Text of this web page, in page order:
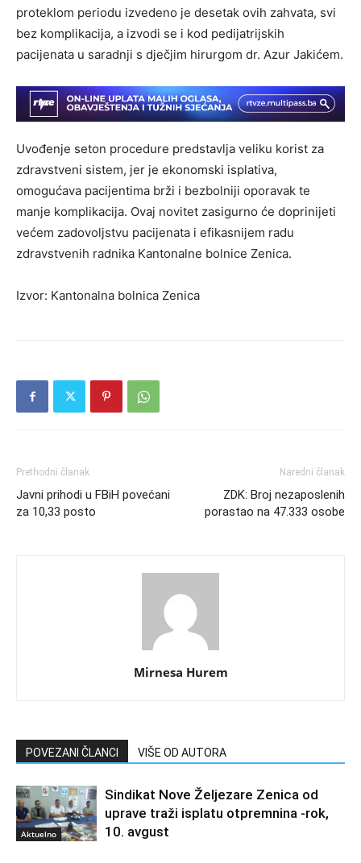
proteklom periodu izvedeno je desetak ovih zahvata, svi
bez komplikacija, a izvodi se i kod pedijatrijskih
pacijenata u saradnji s dječjim hirurgom dr. Azur Jakićem.
Uvođenje seton procedure predstavlja veliku korist za
zdravstveni sistem, jer je ekonomski isplativa,
omogućava pacijentima brži i bezbolniji oporavak te
manje komplikacija. Ovaj novitet zasigurno će doprinijeti
većem zadovoljstvu pacijenata i efikasnijem radu
zdravstvenih radnika Kantonalne bolnice Zenica.
Izvor: Kantonalna bolnica Zenica
Prethodni članak
Javni prihodi u FBiH povećani
za 10,33 posto
Naredni članak
ZDK: Broj nezaposlenih
porastao na 47.333 osobe
Mirnesa Hurem
POVEZANI ČLANCI VIŠE OD AUTORA
Aktuelno
Sindikat Nove Željezare Zenica od
uprave traži isplatu otpremnina -rok,
10. avgust